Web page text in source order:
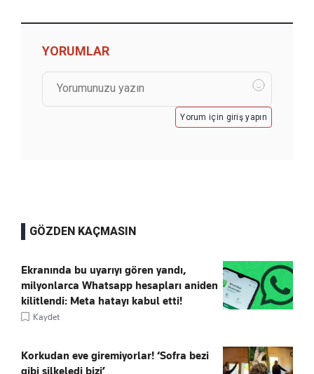
YORUMLAR
Yorum için giriş yapın
GÖZDEN KAÇMASIN
Ekranında bu uyarıyı gören yandı,
milyonlarca Whatsapp hesapları aniden
kilitlendi: Meta hatayı kabul etti!
Kaydet
Korkudan eve giremiyorlar! ‘Sofra bezi
gibi silkeledi bizi’